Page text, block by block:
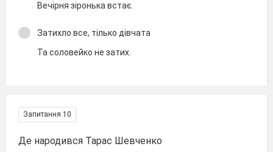
Вечірня зіронька встає.
Затихло все, тілько дівчата
Та соловейко не затих.
Запитання 10
Де народився Тарас Шевченко